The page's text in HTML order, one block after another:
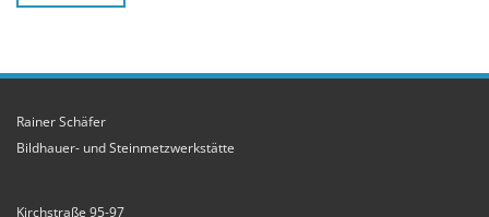
Rainer Schäfer
Bildhauer- und Steinmetzwerkstätte
Kirchstraße 95-97